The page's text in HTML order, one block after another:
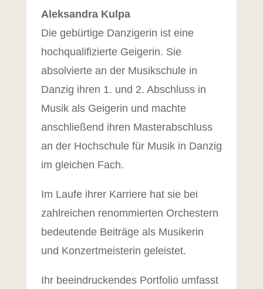
Aleksandra Kulpa
Die gebürtige Danzigerin ist eine
hochqualifizierte Geigerin. Sie
absolvierte an der Musikschule in
Danzig ihren 1. und 2. Abschluss in
Musik als Geigerin und machte
anschließend ihren Masterabschluss
an der Hochschule für Musik in Danzig
im gleichen Fach.
Im Laufe ihrer Karriere hat sie bei
zahlreichen renommierten Orchestern
bedeutende Beiträge als Musikerin
und Konzertmeisterin geleistet.
Ihr beeindruckendes Portfolio umfasst